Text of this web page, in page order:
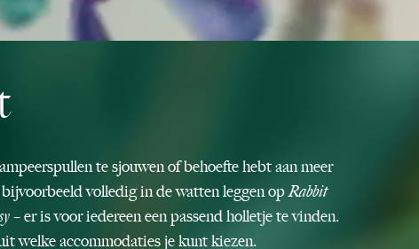
te sjouwen of behoefte hebt aan meer
volledig in de watten leggen opRabbit
– er is voor iedereen een passend holletje te vinden.
welke accommodaties je kunt kiezen.